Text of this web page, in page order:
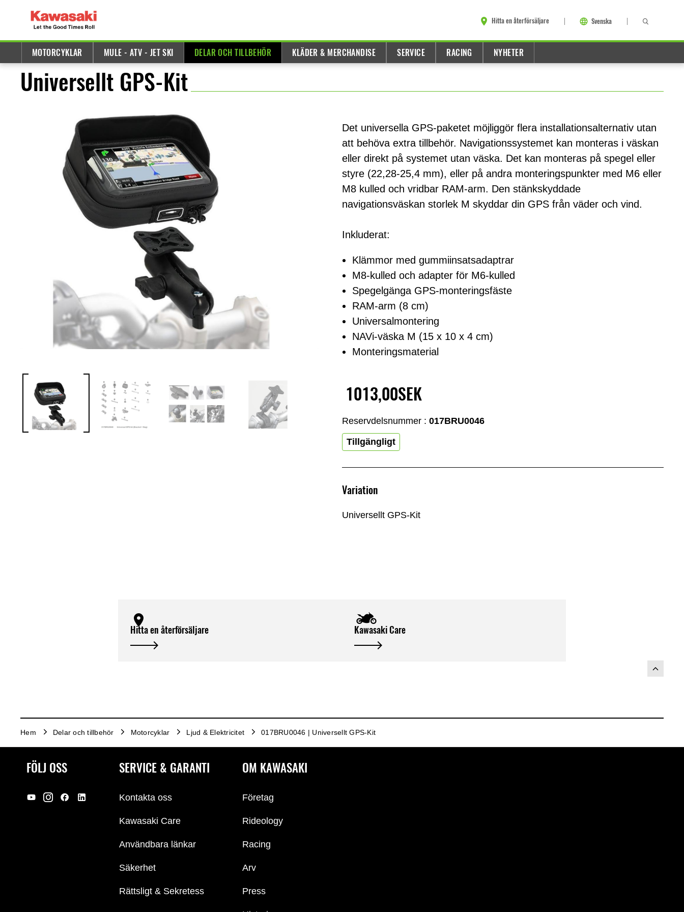
Hitta en återförsäljare Svenska
MOTORCYKLAR MULE - ATV - JET SKI DELAR OCH TILLBEHÖR KLÄDER & MERCHANDISE SERVICE RACING NYHETER
Universellt GPS-Kit
Det universella GPS-paketet möjliggör flera installationsalternativ utan
att behöva extra tillbehör. Navigationssystemet kan monteras i väskan
eller direkt på systemet utan väska. Det kan monteras på spegel eller
styre (22,28-25,4 mm), eller på andra monteringspunkter med M6 eller
M8 kulled och vridbar RAM-arm. Den stänkskyddade
navigationsväskan storlek M skyddar din GPS från väder och vind.
Inkluderat:
Klämmor med gummiinsatsadaptrar
M8-kulled och adapter för M6-kulled
Spegelgänga GPS-monteringsfäste
RAM-arm (8 cm)
Universalmontering
NAVi-väska M (15 x 10 x 4 cm)
Monteringsmaterial
1013,00SEK
Reservdelsnummer : 017BRU0046
Tillgängligt
Variation
Universellt GPS-Kit
Hitta en återförsäljare Kawasaki Care
Hem Delar och tillbehör Motorcyklar Ljud & Elektricitet 017BRU0046 | Universellt GPS-Kit
FÖLJ OSS SERVICE & GARANTI
Kontakta oss
Kawasaki Care
Användbara länkar
Säkerhet
Rättsligt & Sekretess
OM KAWASAKI
Företag
Rideology
Racing
Arv
Press